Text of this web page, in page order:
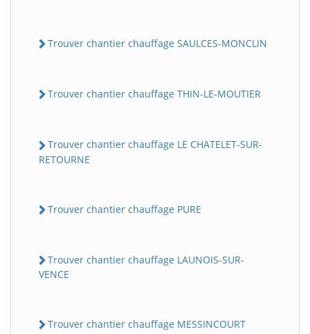
Trouver chantier chauffage SAULCES-MONCLIN
Trouver chantier chauffage THIN-LE-MOUTIER
Trouver chantier chauffage LE CHATELET-SUR-
RETOURNE
Trouver chantier chauffage PURE
Trouver chantier chauffage LAUNOIS-SUR-
VENCE
Trouver chantier chauffage MESSINCOURT